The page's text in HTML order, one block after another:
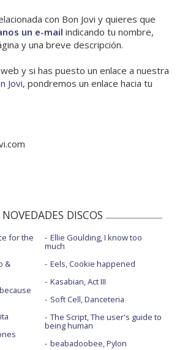
con Bon Jovi y quieres que
un e-mail indicando tu nombre,
y una breve descripción.
y si has puesto un enlace a nuestra
Jovi, pondremos un enlace hacia tu
NOVEDADES DISCOS
for the
&
Ellie Goulding, I know too
much
Eels, Cookie happened
Kasabian, Act III
Soft Cell, Danceteria
The Script, The user's guide to
being human
beabadoobee, Pylon